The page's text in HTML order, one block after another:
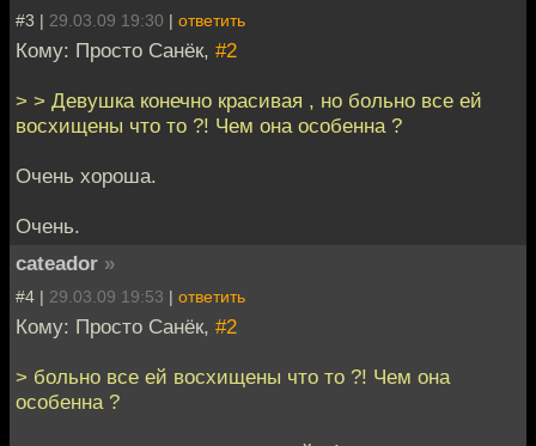
#3 | 29.03.09 19:30 | ответить
Кому: Просто Санёк, #2
> > Девушка конечно красивая , но больно все ей
восхищены что то ?! Чем она особенна ?
Очень хороша.
Очень.
cateador »
#4 | 29.03.09 19:53 | ответить
Кому: Просто Санёк, #2
> больно все ей восхищены что то ?! Чем она
особенна ?